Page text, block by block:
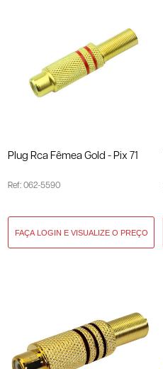
Plug Rca Fêmea Gold - Pix 71
Ref: 062-5590